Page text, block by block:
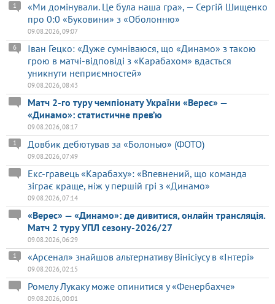
«Ми домінували. Це була наша гра», — Сергій Шищенко
про 0:0 «Буковини» з «Оболонню»
1
09.08.2026, 09:07
Іван Гецко: «Дуже сумніваюся, що «Динамо» з такою
грою в матчі-відповіді з «Карабахом» вдасться
уникнути неприємностей»
6
09.08.2026, 08:43
Матч 2-го туру чемпіонату України «Верес» —
«Динамо»: статистичне прев’ю
09.08.2026, 08:17
Довбик дебютував за «Болонью» (ФОТО)
1
09.08.2026, 07:49
Екс-гравець «Карабаху»: «Впевнений, що команда
зіграє краще, ніж у першій грі з «Динамо»
09.08.2026, 07:14
«Верес» — «Динамо»: де дивитися, онлайн трансляція.
Матч 2 туру УПЛ сезону-2026/27
09.08.2026, 06:29
«Арсенал» знайшов альтернативу Вінісіусу в «Інтері»
1
09.08.2026, 02:15
Ромелу Лукаку може опинитися у «Фенербахче»
09.08.2026, 00:01